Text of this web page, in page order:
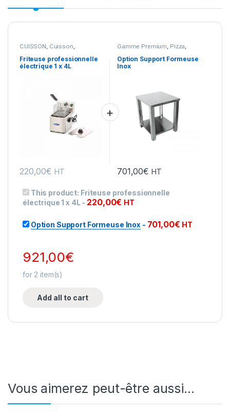
CUISSON Cuisson
, Gamme Acces
Snack,Snack/Pizza/Sucrée
Friteuse professionnelle
électrique 1 x 4L
220,00€ HT
Gamme Premium Pizza
Préparation
Snack/Pizza/Sucrée
Option Support Formeuse
Inox
701,00€ HT
This product: Friteuse professionnelle
électrique 1 x 4L- 220,00€ HT
Option Support Formeuse Inox- 701,00€ HT
921,00€
for 2 item(s)
Add all to cart
Vous aimerez peut-être aussi…